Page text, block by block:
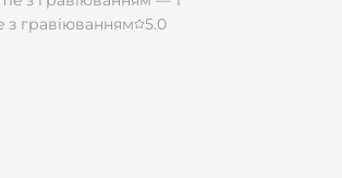
сталі
гравіюванням
5.0